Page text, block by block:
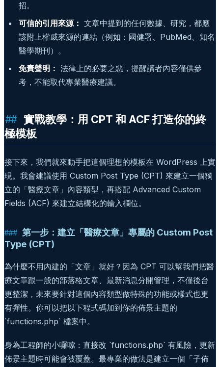
招。
可信的引用來源： 文章中提到的任何數據、研究，都應
該附上權威來源的連結（例如：國健署、PubMed、知名
醫學期刊）。
免責聲明： 法律上的必要之惡，提醒讀者內容僅供參
考，不能取代專業醫療建議。
實戰教學：用 CPT 和 ACF 打造你的終
極模板
接下來，我們就來動手把這個理想的模板在 WordPress 上實
現。我會建議使用 Custom Post Type (CPT) 來建立一個獨
立的「醫療文章」內容類型，再搭配 Advanced Custom
Fields (ACF) 來建立結構化的輸入欄位。
第一步：建立「醫療文章」專屬的 Custom Post
Type (CPT)
為什麼不用內建的「文章」就好？因為 CPT 可以幫我們把醫
療文章跟一般的部落格文章、最新消息分開管理，不僅後台
更整潔，未來要針對這個內容類型做特殊的功能或樣式也更
有彈性。你可以把以下程式碼加到你的佈景主題的
`functions.php` 檔案中。
身為工程師的小囉嗦：直接改 `functions.php` 有風險，更新
佈景主題時可能會被覆蓋。最專業的做法是建立一個「子佈